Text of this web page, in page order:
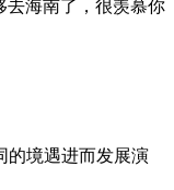
去海南了，很羡慕你
的境遇进而发展演